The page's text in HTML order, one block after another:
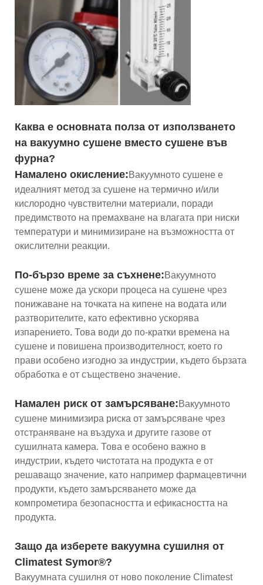
Каква е основната полза от използването
на вакуумно сушене вместо сушене във
фурна?
Намалено окисление:Вакуумното сушене е
идеалният метод за сушене на термично и/или
кислородно чувствителни материали, поради
предимството на премахване на влагата при ниски
температури и минимизиране на възможността от
окислителни реакции.
По-бързо време за съхнене:Вакуумното
сушене може да ускори процеса на сушене чрез
понижаване на точката на кипене на водата или
разтворителите, като ефективно ускорява
изпарението. Това води до по-кратки времена на
сушене и повишена производителност, което го
прави особено изгодно за индустрии, където бързата
обработка е от съществено значение.
Намален риск от замърсяване:Вакуумното
сушене минимизира риска от замърсяване чрез
отстраняване на въздуха и другите газове от
сушилната камера. Това е особено важно в
индустрии, където чистотата на продукта е от
решаващо значение, като например фармацевтични
продукти, където замърсяването може да
компрометира безопасността и ефикасността на
продукта.
Защо да изберете вакуумна сушилня от
Climatest Symor®?
Вакуумната сушилня от ново поколение Climatest